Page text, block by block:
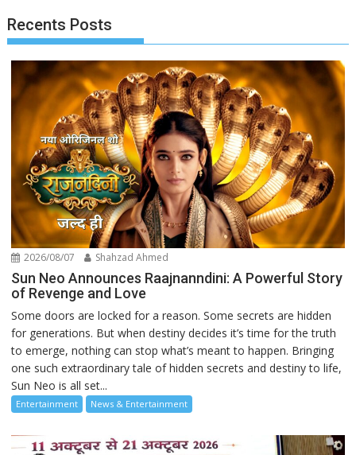
Recents Posts
2026/08/07 Shahzad Ahmed
Sun Neo Announces Raajnanndini: A Powerful Story
of Revenge and Love
Some doors are locked for a reason. Some secrets are hidden
for generations. But when destiny decides it’s time for the truth
to emerge, nothing can stop what’s meant to happen. Bringing
one such extraordinary tale of hidden secrets and destiny to life,
Sun Neo is all set...
Entertainment News & Entertainment